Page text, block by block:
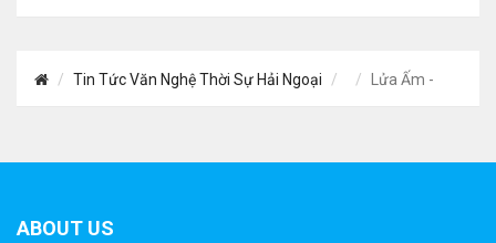
Tin Tức Văn Nghệ Thời Sự Hải Ngoại Lửa Ấm -
ABOUT US